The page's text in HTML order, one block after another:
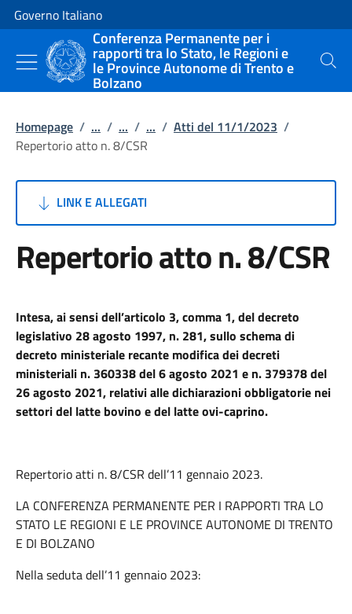
Vai al contenuto
Vai alla navigazione del sito
Governo Italiano
Conferenza Permanente per i
rapporti tra lo Stato, le Regioni e
le Province Autonome di Trento e
Bolzano
Cerca
Homepage / ... / ... / ... / Atti del 11/1/2023 /
Repertorio atto n. 8/CSR
LINK E ALLEGATI
Repertorio atto n. 8/CSR
Intesa, ai sensi dell’articolo 3, comma 1, del decreto
legislativo 28 agosto 1997, n. 281, sullo schema di
decreto ministeriale recante modifica dei decreti
ministeriali n. 360338 del 6 agosto 2021 e n. 379378 del
26 agosto 2021, relativi alle dichiarazioni obbligatorie nei
settori del latte bovino e del latte ovi-caprino.
Repertorio atti n. 8/CSR dell’11 gennaio 2023.
LA CONFERENZA PERMANENTE PER I RAPPORTI TRA LO
STATO LE REGIONI E LE PROVINCE AUTONOME DI TRENTO
E DI BOLZANO
Nella seduta dell’11 gennaio 2023: